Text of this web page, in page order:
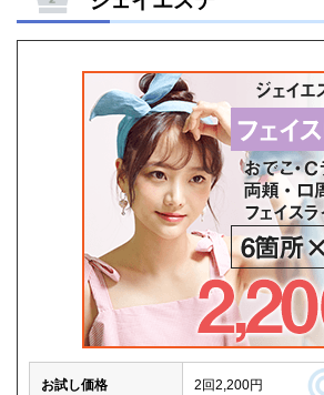
お試し価格 2回2,200円